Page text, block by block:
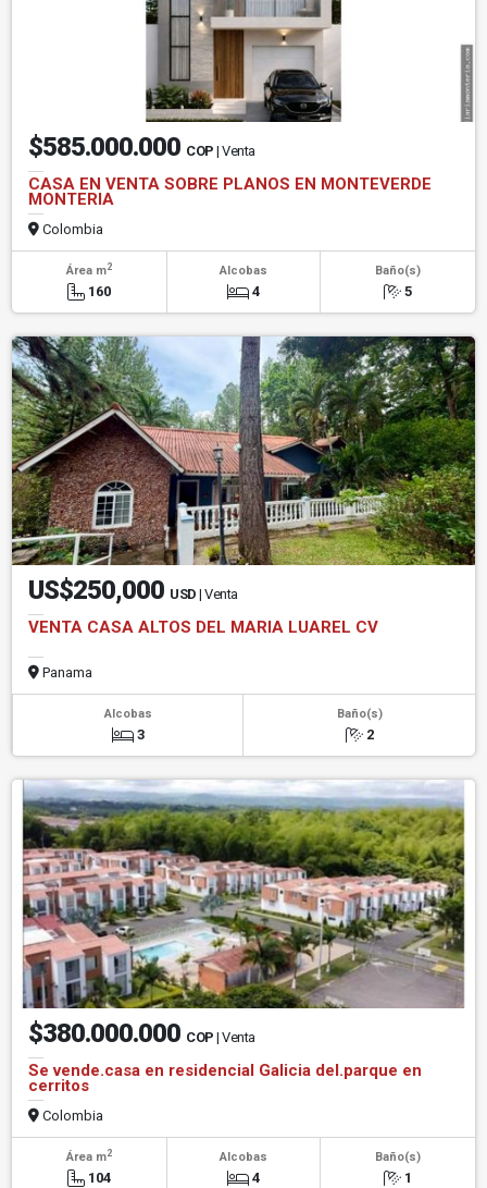
$585.000.000 COP | Venta
CASA EN VENTA SOBRE PLANOS EN MONTEVERDE
MONTERIA
Colombia
Área m2
160
Alcobas
4
Baño(s)
5
US$250,000 USD | Venta
VENTA CASA ALTOS DEL MARIA LUAREL CV
Panama
Alcobas
3
Baño(s)
2
$380.000.000 COP | Venta
Se vende.casa en residencial Galicia del.parque en
cerritos
Colombia
Área m2
104
Alcobas
4
Baño(s)
1